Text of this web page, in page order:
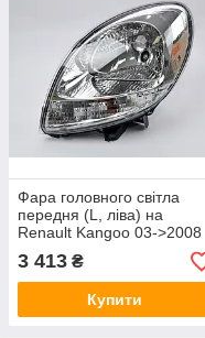
Фара головного світла
передня (L, ліва) на
Renault Kangoo 03->2008
260603883R
3 413 ₴
Купити